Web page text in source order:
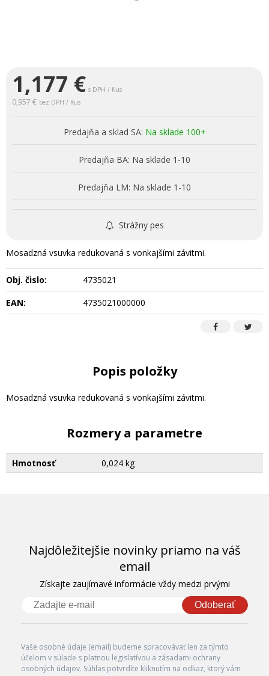
1,177 € s DPH / Kus
0,957 € bez DPH / Kus
Predajňa a sklad SA: Na sklade 100+
Predajňa BA: Na sklade 1-10
Predajňa LM: Na sklade 1-10
Strážny pes
Mosadzná vsuvka redukovaná s vonkajšími závitmi.
Obj. čislo:
4735021
EAN:
4735021000000
Popis položky
Mosadzná vsuvka redukovaná s vonkajšími závitmi.
Rozmery a parametre
Hmotnosť 0,024 kg
Najdôležitejšie novinky priamo na váš
email
Získajte zaujímavé informácie vždy medzi prvými
Odoberať
Vaše osobné údaje (email) budeme spracovávať len za týmto
účelom v súlade s platnou legislatívou a zásadami ochrany
osobných údajov. Súhlas potvrdíte kliknutím na odkaz, ktorý vám